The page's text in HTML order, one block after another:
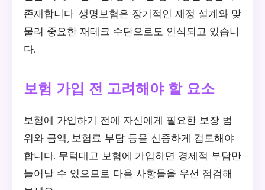
존재합니다. 생명보험은 장기적인 재정 설계와 맞
물려 중요한 재테크 수단으로도 인식되고 있습니
다.
보험 가입 전 고려해야 할 요소
보험에 가입하기 전에 자신에게 필요한 보장 범
위와 금액, 보험료 부담 등을 신중하게 검토해야
합니다. 무턱대고 보험에 가입하면 경제적 부담만
늘어날 수 있으므로 다음 사항들을 우선 점검해